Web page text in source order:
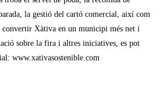
la gestió del cartó comercial, així com
convertir Xàtiva en un municipi més net i
sobre la fira i altres iniciatives, es pot
www.xativasostenible.com